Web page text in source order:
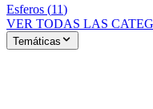
Esferos (11)
VER TODAS LAS
Temáticas